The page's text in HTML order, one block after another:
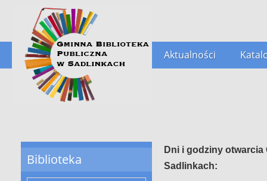
Aktualności
Biblioteka
Dni i godziny
Sadlinkach: